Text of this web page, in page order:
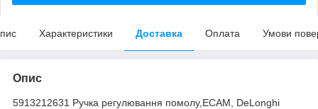
Характеристики Доставка Оплата Умови
Опис
5913212631 Ручка регулювання помолу,ECAM, DeLonghi